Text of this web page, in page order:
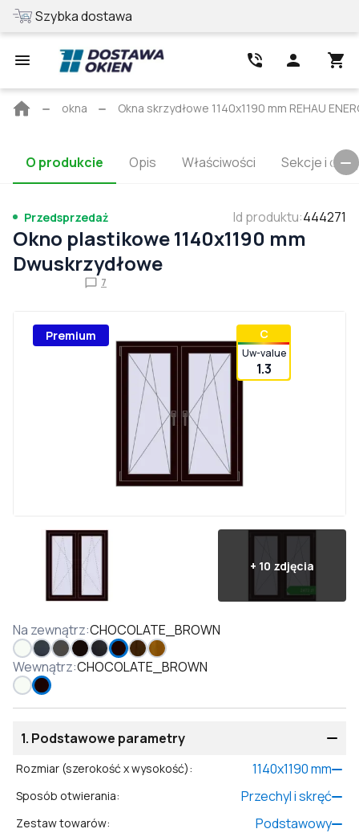
Szybka dostawa
Strona
okna Okna skrzydłowe 1140x1190 mm REHAU
O produkcie Opis Właściwości Sekcje i
Przedsprzedaż Id produktu:444271
Okno plastikowe 1140x1190 mm
Dwuskrzydłowe
7
Premium С
Uw-value
1.3
+ 10 zdjęcia
Na zewnątrz:CHOCOLATE_BROWN
Wewnątrz:CHOCOLATE_BROWN
1. Podstawowe parametry
Rozmiar (szerokość x wysokość): 1140x1190mm
Sposób otwierania: Przechyl i skręć
Zestaw towarów: Podstawowy